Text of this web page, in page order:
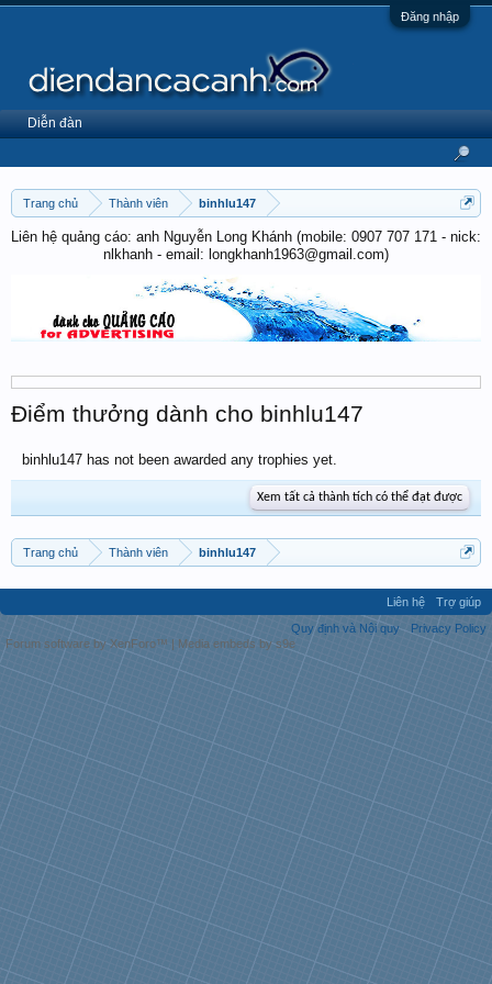
Đăng nhập
Trang chủ Thành viên binhlu147
Liên hệ quảng cáo: anh Nguyễn Long Khánh (mobile: 0907 707 171 - nick:
nlkhanh - email: longkhanh1963@gmail.com)
Điểm thưởng dành cho binhlu147
binhlu147 has not been awarded any trophies yet.
Xem tất cả thành tích có thể đạt được
Trang chủ Thành viên binhlu147
Diễn đàn
Liên hệ
Trợ giúp
Quy định và Nội quy
Privacy Policy
Forum software by XenForo™ | Media embeds by s9e